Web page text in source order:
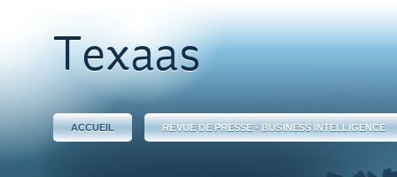
Texaas
ACCUEIL REVUE DE PRESSE - BUSINESS INTELLIGENCE